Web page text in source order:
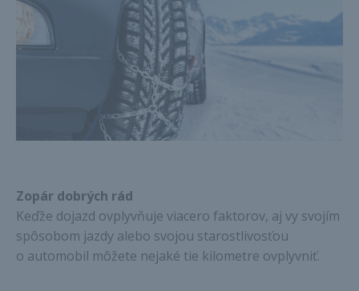
Zopár dobrých rád
Keďže dojazd ovplyvňuje viacero faktorov, aj vy svojím
spôsobom jazdy alebo svojou starostlivosťou
o automobil môžete nejaké tie kilometre ovplyvniť.